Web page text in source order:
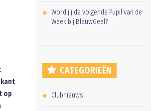
op
Word jij de volgende Pupil van de
Week bij BlauwGeel?
CATEGORIEËN
Clubnieuws